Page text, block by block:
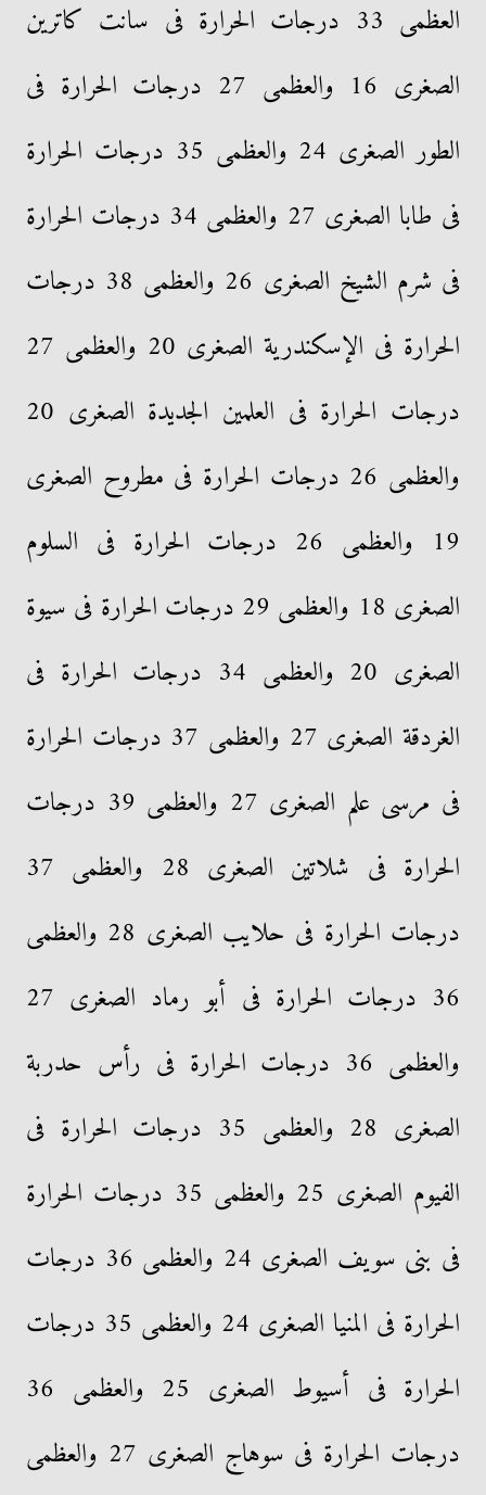
العظمى 33 درجات الحرارة فى سانت كاترين
الصغرى 16 والعظمى 27 درجات الحرارة فى
الطور الصغرى 24 والعظمى 35 درجات الحرارة
فى طابا الصغرى 27 والعظمى 34 درجات الحرارة
فى شرم الشيخ الصغرى 26 والعظمى 38 درجات
الحرارة فى الإسكندرية الصغرى 20 والعظمى 27
درجات الحرارة فى العلمين الجديدة الصغرى 20
والعظمى 26 درجات الحرارة فى مطروح الصغرى
19 والعظمى 26 درجات الحرارة فى السلوم
الصغرى 18 والعظمى 29 درجات الحرارة فى سيوة
الصغرى 20 والعظمى 34 درجات الحرارة فى
الغردقة الصغرى 27 والعظمى 37 درجات الحرارة
فى مرسى علم الصغرى 27 والعظمى 39 درجات
الحرارة فى شلاتين الصغرى 28 والعظمى 37
درجات الحرارة فى حلايب الصغرى 28 والعظمى
36 درجات الحرارة فى أبو رماد الصغرى 27
والعظمى 36 درجات الحرارة فى رأس حدربة
الصغرى 28 والعظمى 35 درجات الحرارة فى
الفيوم الصغرى 25 والعظمى 35 درجات الحرارة
فى بنى سويف الصغرى 24 والعظمى 36 درجات
الحرارة فى المنيا الصغرى 24 والعظمى 35 درجات
الحرارة فى أسيوط الصغرى 25 والعظمى 36
درجات الحرارة فى سوهاج الصغرى 27 والعظمى